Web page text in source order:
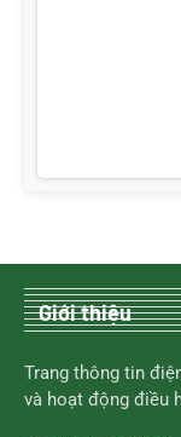
Giới thiệu
Trang thông tin
và hoạt động điều